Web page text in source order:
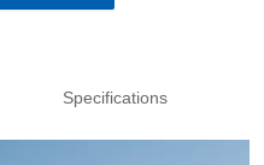
Specifications